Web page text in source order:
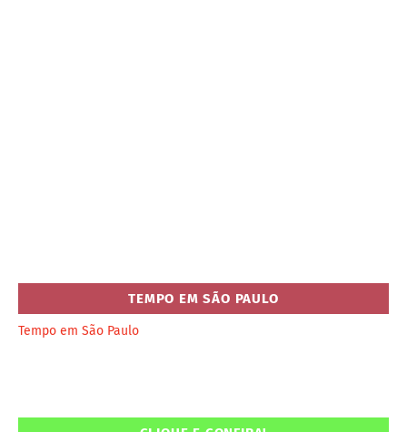
TEMPO EM SÃO PAULO
Tempo em São Paulo